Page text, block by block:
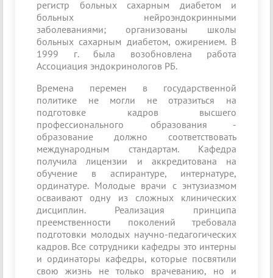
регистр больных сахарным диабетом и
больных нейроэндокринными
заболеваниями; организованы школы
больных сахарным диабетом, ожирением. В
1999 г. была возобновлена работа
Ассоциация эндокринологов РБ.
Времена перемен в государственной
политике не могли не отразиться на
подготовке кадров высшего
профессионального образования -
образование должно соответствовать
международным стандартам. Кафедра
получила лицензии и аккредитована на
обучение в аспирантуре, интернатуре,
ординатуре. Молодые врачи с энтузиазмом
осваивают одну из сложных клинических
дисциплин. Реализация принципа
преемственности поколений требовала
подготовки молодых научно-педагогических
кадров. Все сотрудники кафедры это интерны
и ординаторы кафедры, которые посвятили
свою жизнь не только врачеванию, но и